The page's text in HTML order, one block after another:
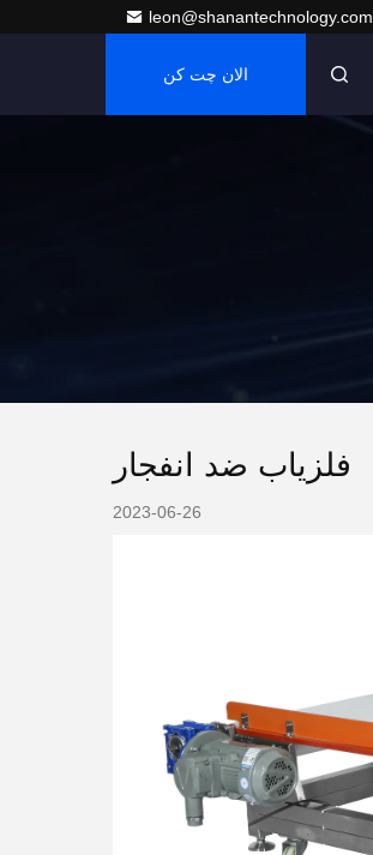
leon@shanantechnology.com
الان چت کن
فلزیاب ضد انفجار
2023-06-26